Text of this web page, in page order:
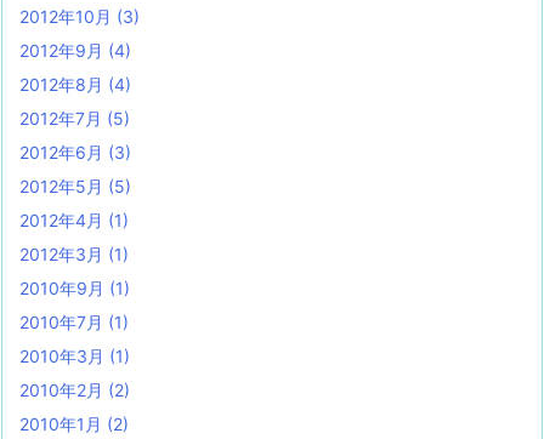
2012年10月 (3)
2012年9月 (4)
2012年8月 (4)
2012年7月 (5)
2012年6月 (3)
2012年5月 (5)
2012年4月 (1)
2012年3月 (1)
2010年9月 (1)
2010年7月 (1)
2010年3月 (1)
2010年2月 (2)
2010年1月 (2)